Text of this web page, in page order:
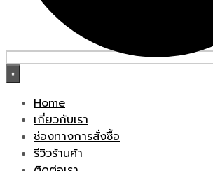
×
Home
เกี่ยวกับเรา
ช่องทางการสั่งซื้อ
รีวิวร้านค้า